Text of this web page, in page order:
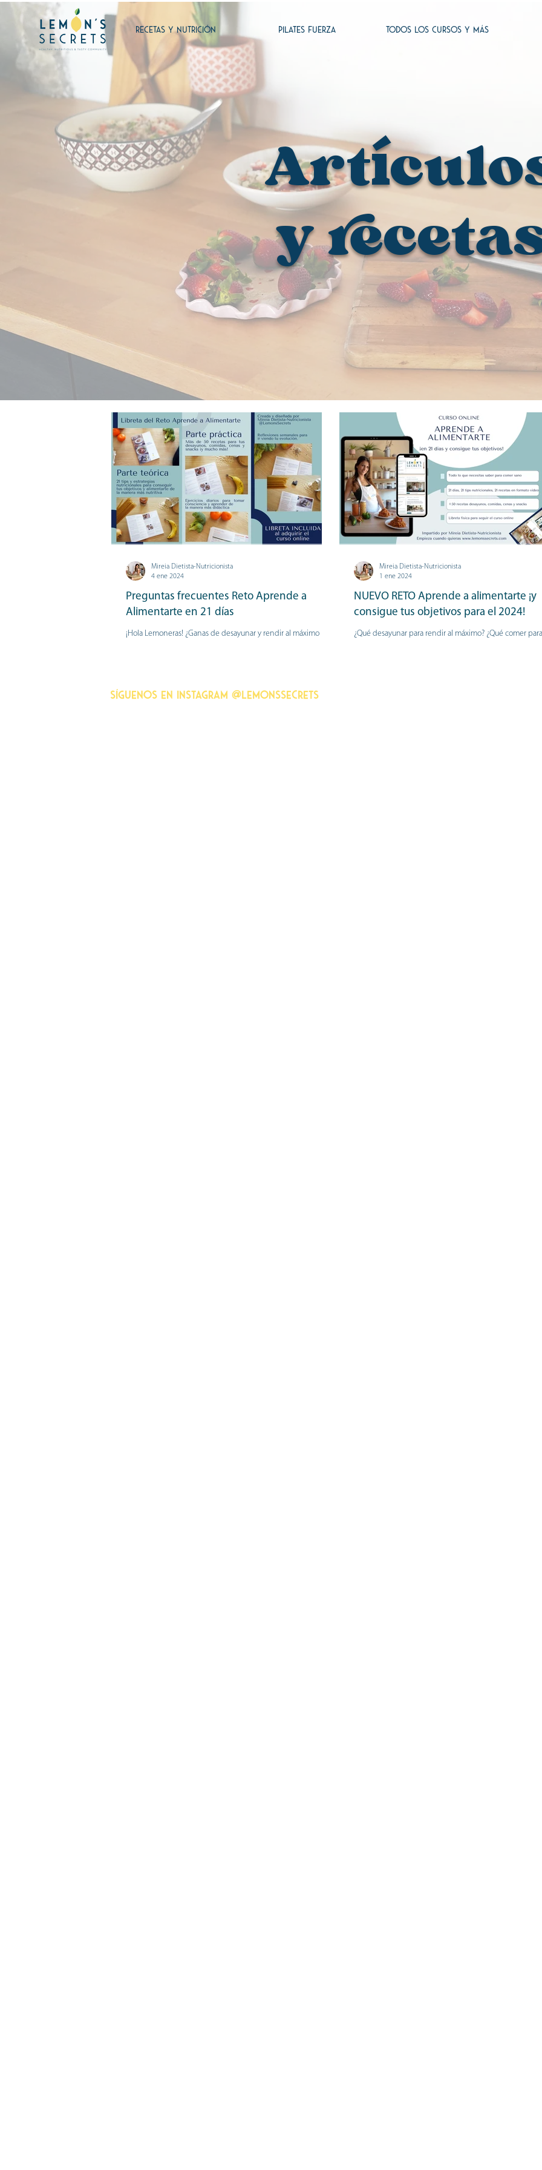
RECETAS Y NUTRICIÓN PILATES FUERZA TODOS LOS CURSOS Y MÁS
Artí
y
Preguntas frecuentes Reto Aprende a
Alimentarte en 21 días
¡Hola Lemoneras! ¿Ganas de desayunar y rendir al máximo
Mireia Dietista-Nutricionista
4 ene 2024
NUEVO RETO Aprende a alimentarte ¡y
consigue tus objetivos para el 2024!
¿Qué desayunar para rendir al máximo? ¿Qué comer para
Mireia Dietista-Nutricionista
1 ene 2024
Síguenos en instagram @lemonssecrets